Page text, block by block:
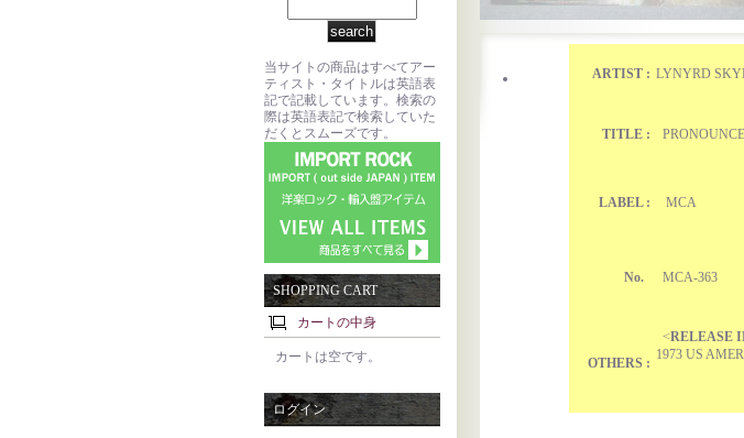
当サイトの商品はすべてアー
ティスト・タイトルは英語表
記で記載しています。検索の
際は英語表記で検索していた
だくとスムーズです。
SHOPPING CART
カートの中身
カートは空です。
ログイン
ARTIST : LYNYRD
TITLE :
LABEL : MCA
No.
MCA-363
OTHERS :
<RELEASE
1973 US